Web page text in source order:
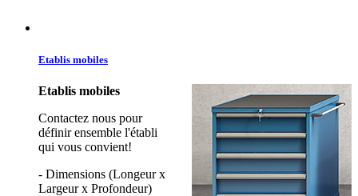
Etablis mobiles
Etablis mobiles
Contactez nous pour
définir ensemble l'établi
qui vous convient!
- Dimensions (Longeur x
Largeur x Profondeur)